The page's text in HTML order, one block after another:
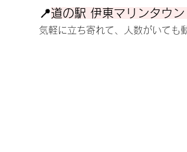
📍道の駅 伊東マリンタウ
気軽に立ち寄れて、人数がいても